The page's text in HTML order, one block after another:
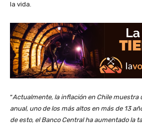
la vida.
“Actualmente, la inflación en Chile muestra
anual, uno de los más altos en más de 13
de esto, el Banco Central ha aumentado la